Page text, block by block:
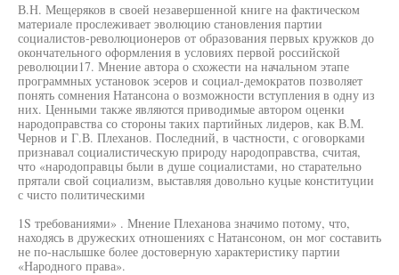
В.Н. Мещеряков в своей незавершенной книге на фактическом
материале прослеживает эволюцию становления партии
социалистов-революционеров от образования первых кружков до
окончательного оформления в условиях первой российской
революции17. Мнение автора о схожести на начальном этапе
программных установок эсеров и социал-демократов позволяет
понять сомнения Натансона о возможности вступления в одну из
них. Ценными также являются приводимые автором оценки
народоправства со стороны таких партийных лидеров, как В.М.
Чернов и Г.В. Плеханов. Последний, в частности, с оговорками
признавал социалистическую природу народоправства, считая,
что «народоправцы были в душе социалистами, но старательно
прятали свой социализм, выставляя довольно куцые конституции
с чисто политическими
1S требованиями» . Мнение Плеханова значимо потому, что,
находясь в дружеских отношениях с Натансоном, он мог составить
не по-наслышке более достоверную характеристику партии
«Народного права».